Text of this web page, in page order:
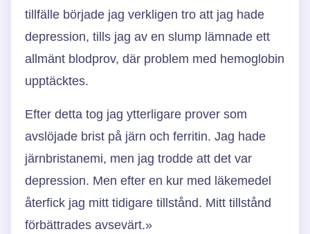
tillfälle började jag verkligen tro att jag hade
depression, tills jag av en slump lämnade ett
allmänt blodprov, där problem med hemoglobin
upptäcktes.
Efter detta tog jag ytterligare prover som
avslöjade brist på järn och ferritin. Jag hade
järnbristanemi, men jag trodde att det var
depression. Men efter en kur med läkemedel
återfick jag mitt tidigare tillstånd. Mitt tillstånd
förbättrades avsevärt.»